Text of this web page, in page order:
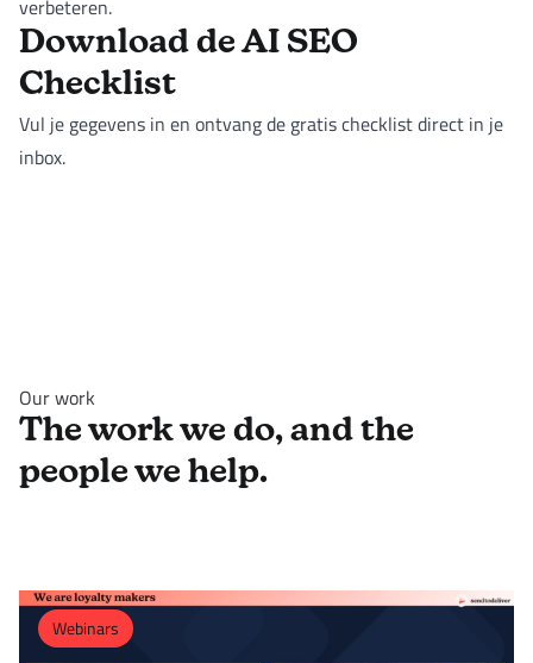
verbeteren.
Download de AI SEO
Checklist
Vul je gegevens in en ontvang de gratis checklist direct in je
inbox.
Our work
The work we do, and the
people we help.
Webinars